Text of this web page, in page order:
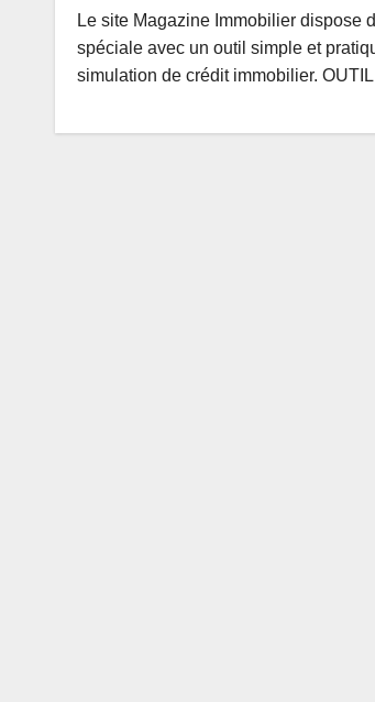
Le site Magazine Immobilier dispose
spéciale avec un outil simple et
simulation de crédit immobilier.